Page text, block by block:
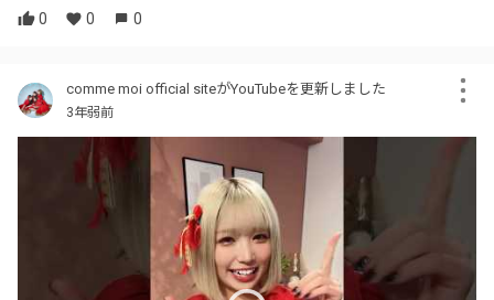
0 0 0
comme moi official siteがYouTubeを更新しました
3年弱前